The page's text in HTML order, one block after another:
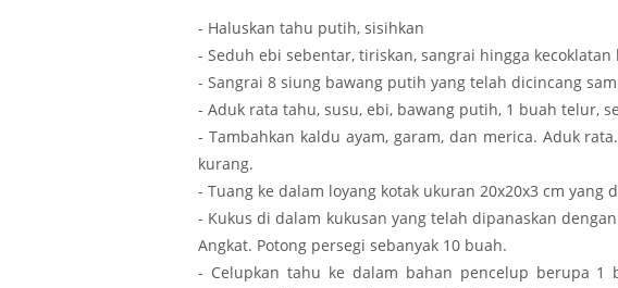
- Haluskan tahu putih, sisihkan
- Seduh ebi sebentar, tiriskan, sangrai hingga
- Sangrai 8 siung bawang putih yang telah dicincang
- Aduk rata tahu, susu, ebi, bawang putih, 1 buah telur,
- Tambahkan kaldu ayam, garam, dan merica. Aduk
kurang.
- Tuang ke dalam loyang kotak ukuran 20x20x3 cm yang
- Kukus di dalam kukusan yang telah dipanaskan
Angkat. Potong persegi sebanyak 10 buah.
- Celupkan tahu ke dalam bahan pencelup berupa 1